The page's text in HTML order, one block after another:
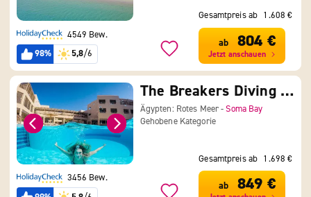
4549 Bew.
98%
5,8/6
Gesamtpreis ab 1.608 €
ab 804 €
Jetzt anschauen
The Breakers Diving & Surfing Lodge
Ägypten: Rotes Meer -Soma Bay
Gehobene Kategorie
3456 Bew.
Gesamtpreis ab 1.698 €
ab 849 €